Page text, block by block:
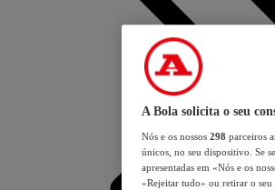
A Bola solicita o seu
Nós e os nossos 298 parceiros
únicos, no seu dispositivo. Se
apresentadas em «Nós e os
«Rejeitar tudo» ou retirar o seu